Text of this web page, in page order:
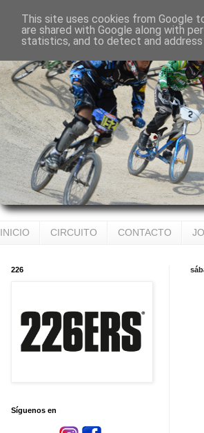
INICIO CIRCUITO CONTACTO
226
Síguenos en
This site uses cookies from Google
are shared with Google along with
statistics, and to detect and address